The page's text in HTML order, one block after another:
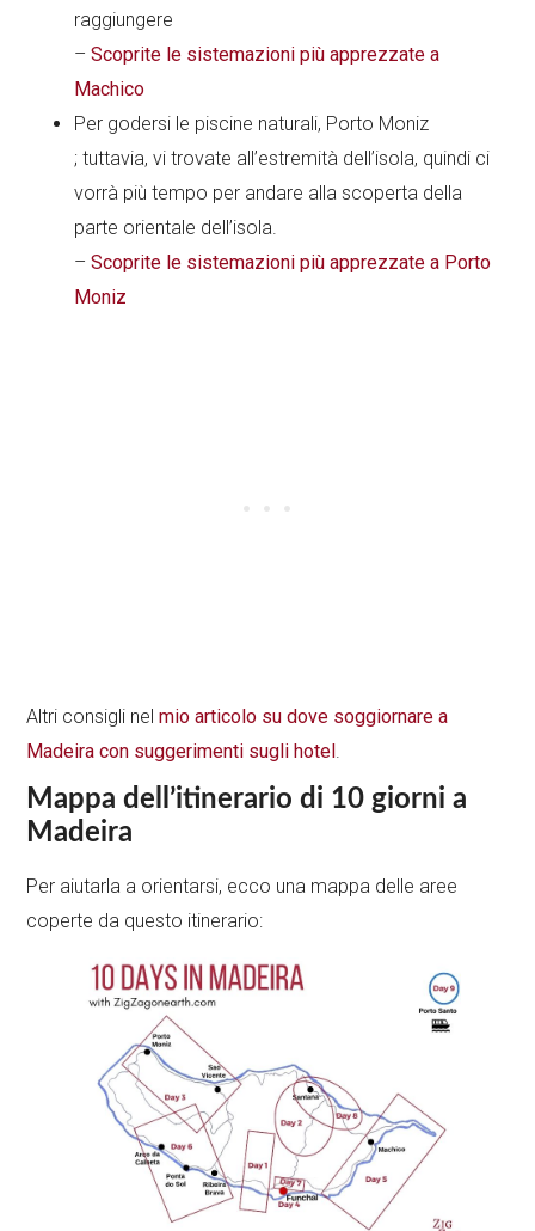
raggiungere
–Scoprite le sistemazioni più apprezzate a
Machico
Per godersi le piscine naturali, Porto Moniz
; tuttavia, vi trovate all’estremità dell’isola, quindi ci
vorrà più tempo per andare alla scoperta della
parte orientale dell’isola.
–Scoprite le sistemazioni più apprezzate a Porto
Moniz
Altri consigli nelmio articolo su dove soggiornare a
Madeira con suggerimenti sugli hotel.
Mappa dell’itinerario di 10 giorni a
Madeira
Per aiutarla a orientarsi, ecco una mappa delle aree
coperte da questo itinerario: